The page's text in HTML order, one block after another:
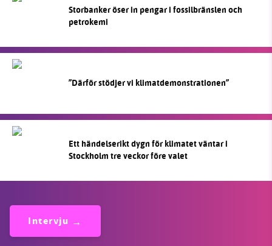
Storbanker öser in pengar i fossilbränslen och
petrokemi
”Därför stödjer vi klimatdemonstrationen”
Ett händelserikt dygn för klimatet väntar i
Stockholm tre veckor före valet
Intervju